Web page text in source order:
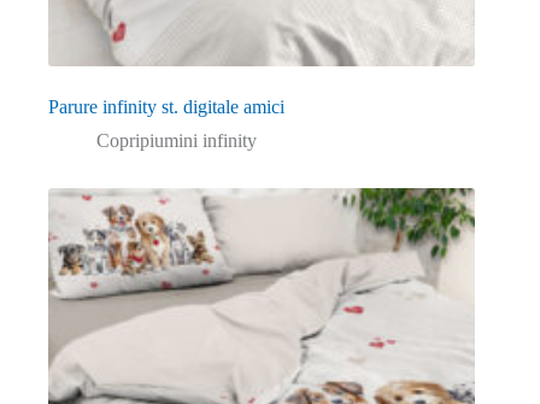
Parure infinity st. digitale amici
Copripiumini infinity